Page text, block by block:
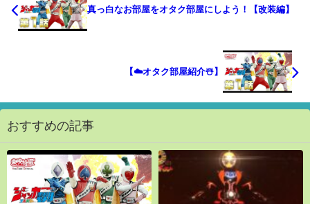
真っ白なお部屋をオタク部屋にしよう！【改装編】
【☁️オタク部屋紹介☃️】
おすすめの記事